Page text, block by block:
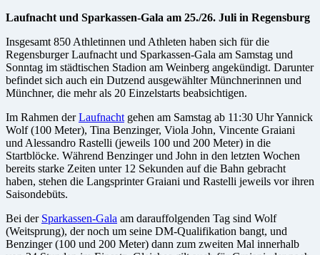
Laufnacht und Sparkassen-Gala am 25./26. Juli in Regensburg
Insgesamt 850 Athletinnen und Athleten haben sich für die
Regensburger Laufnacht und Sparkassen-Gala am Samstag und
Sonntag im städtischen Stadion am Weinberg angekündigt. Darunter
befindet sich auch ein Dutzend ausgewählter Münchnerinnen und
Münchner, die mehr als 20 Einzelstarts beabsichtigen.
Im Rahmen derLaufnacht gehen am Samstag ab 11:30 Uhr Yannick
Wolf (100 Meter), Tina Benzinger, Viola John, Vincente Graiani
und Alessandro Rastelli (jeweils 100 und 200 Meter) in die
Startblöcke. Während Benzinger und John in den letzten Wochen
bereits starke Zeiten unter 12 Sekunden auf die Bahn gebracht
haben, stehen die Langsprinter Graiani und Rastelli jeweils vor ihren
Saisondebüts.
Bei der Sparkassen-Gala am darauffolgenden Tag sind Wolf
(Weitsprung), der noch um seine DM-Qualifikation bangt, und
Benzinger (100 und 200 Meter) dann zum zweiten Mal innerhalb